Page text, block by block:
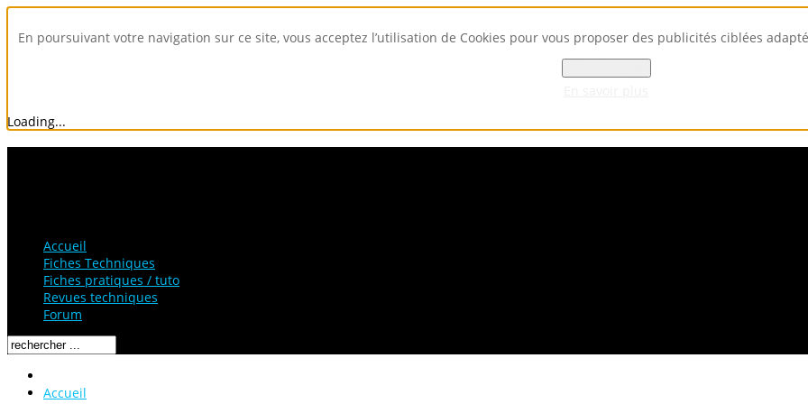
En poursuivant votre navigation sur ce site, vous acceptez l’utilisation de Cookies pour vous proposer des publicités ciblées
Loading...
Accueil
Fiches Techniques
Fiches pratiques / tuto
Revues techniques
Forum
Accueil